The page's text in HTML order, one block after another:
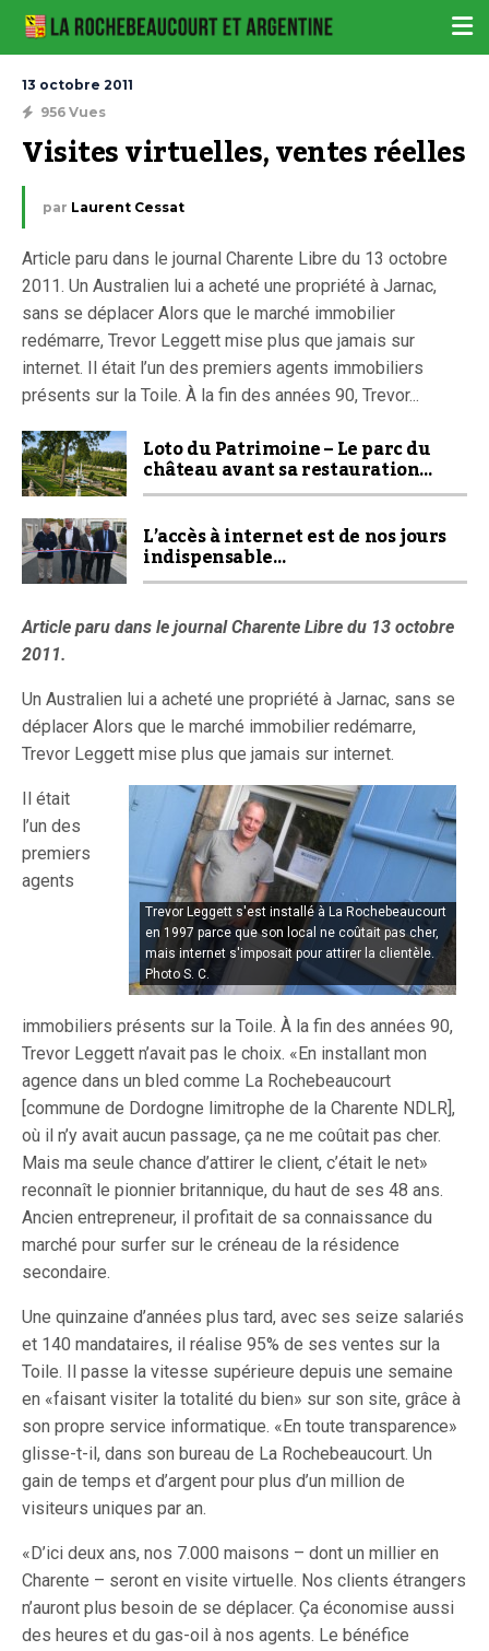
13 octobre 2011
956 Vues
Visites virtuelles, ventes réelles
par Laurent Cessat
Article paru dans le journal Charente Libre du 13 octobre
2011. Un Australien lui a acheté une propriété à Jarnac,
sans se déplacer Alors que le marché immobilier
redémarre, Trevor Leggett mise plus que jamais sur
internet. Il était l’un des premiers agents immobiliers
présents sur la Toile. À la fin des années 90, Trevor...
Loto du Patrimoine – Le parc du
château avant sa restauration…
L’accès à internet est de nos jours
indispensable…
Article paru dans le journal Charente Libre du 13 octobre
2011.
Un Australien lui a acheté une propriété à Jarnac, sans se
déplacer Alors que le marché immobilier redémarre,
Trevor Leggett mise plus que jamais sur internet.
Trevor Leggett s'est installé à La Rochebeaucourt
en 1997 parce que son local ne coûtait pas cher,
mais internet s'imposait pour attirer la clientèle.
Photo S. C.
Il était
l’un des
premiers
agents
immobiliers présents sur la Toile. À la fin des années 90,
Trevor Leggett n’avait pas le choix. «En installant mon
agence dans un bled comme La Rochebeaucourt
[commune de Dordogne limitrophe de la Charente NDLR],
où il n’y avait aucun passage, ça ne me coûtait pas cher.
Mais ma seule chance d’attirer le client, c’était le net»
reconnaît le pionnier britannique, du haut de ses 48 ans.
Ancien entrepreneur, il profitait de sa connaissance du
marché pour surfer sur le créneau de la résidence
secondaire.
Une quinzaine d’années plus tard, avec ses seize salariés
et 140 mandataires, il réalise 95% de ses ventes sur la
Toile. Il passe la vitesse supérieure depuis une semaine
en «faisant visiter la totalité du bien» sur son site, grâce à
son propre service informatique. «En toute transparence»
glisse-t-il, dans son bureau de La Rochebeaucourt. Un
gain de temps et d’argent pour plus d’un million de
visiteurs uniques par an.
«D’ici deux ans, nos 7.000 maisons – dont un millier en
Charente – seront en visite virtuelle. Nos clients étrangers
n’auront plus besoin de se déplacer. Ça économise aussi
des heures et du gas-oil à nos agents. Le bénéfice